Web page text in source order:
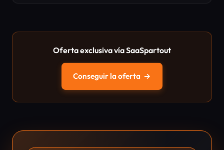
Oferta exclusiva vía SaaSpartout
Conseguir la oferta →